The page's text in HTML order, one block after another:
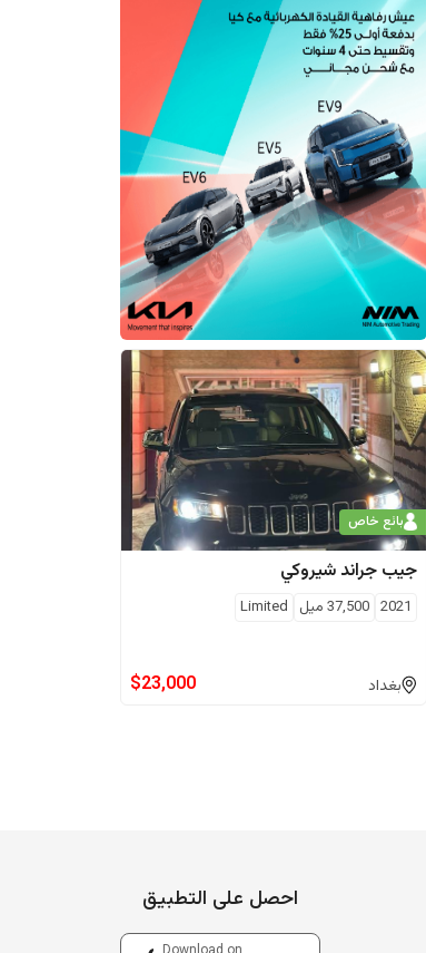
بائع خاص
جيب جراند شيروكي
2021
37,500 ميل Limited
بغداد $23,000
احصل على التطبيق